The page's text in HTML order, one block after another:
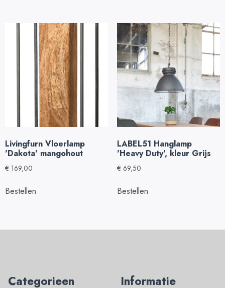
Livingfurn Vloerlamp
'Dakota' mangohout
€ 169,00
Bestellen
LABEL51 Hanglamp
'Heavy Duty', kleur Grijs
€ 69,50
Bestellen
Categorieen Informatie